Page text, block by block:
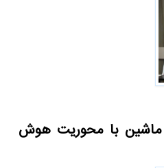
ماشین با محوریت هوش